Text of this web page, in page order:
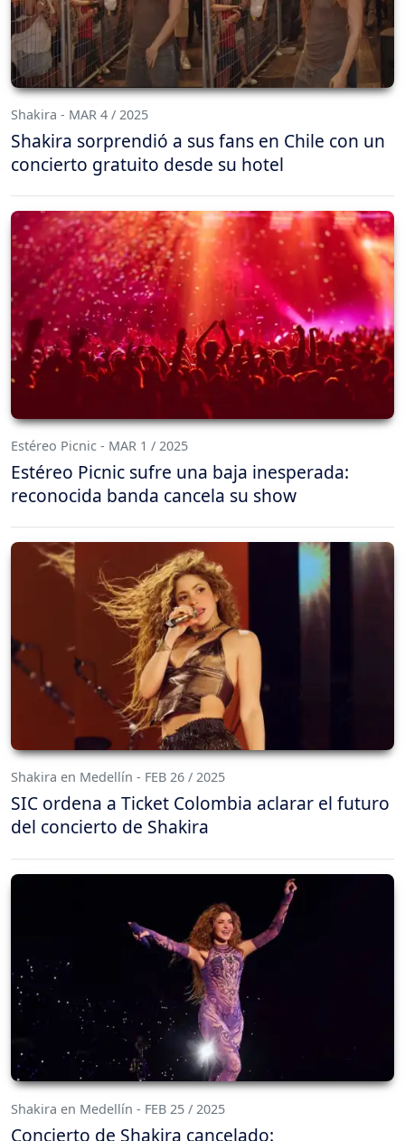
Shakira - MAR 4 / 2025
Shakira sorprendió a sus fans en Chile con un
concierto gratuito desde su hotel
Estéreo Picnic - MAR 1 / 2025
Estéreo Picnic sufre una baja inesperada:
reconocida banda cancela su show
Shakira en Medellín - FEB 26 / 2025
SIC ordena a Ticket Colombia aclarar el futuro
del concierto de Shakira
Shakira en Medellín - FEB 25 / 2025
Concierto de Shakira cancelado: